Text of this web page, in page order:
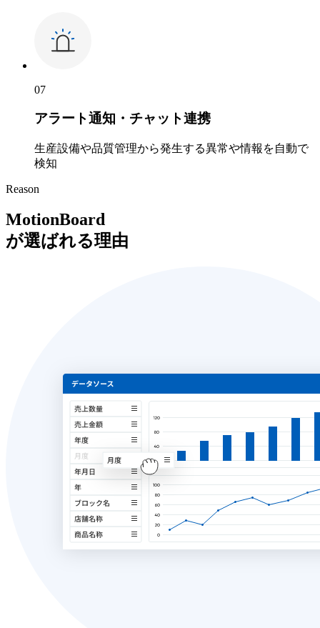
07
アラート通知・チャット連携
生産設備や品質管理から発生する異常や情報を自動で
検知
Reason
MotionBoard
が選ばれる理由